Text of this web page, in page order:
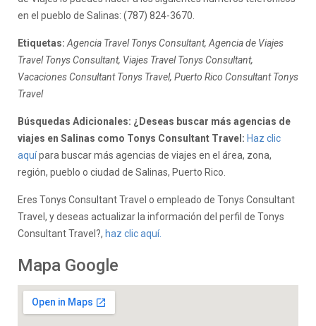
en el pueblo de Salinas: (787) 824-3670.
Etiquetas: Agencia Travel Tonys Consultant, Agencia de Viajes
Travel Tonys Consultant, Viajes Travel Tonys Consultant,
Vacaciones Consultant Tonys Travel, Puerto Rico Consultant Tonys
Travel
Búsquedas Adicionales: ¿Deseas buscar más agencias de
viajes en Salinas como Tonys Consultant Travel: Haz clic
aquípara buscar más agencias de viajes en el área, zona,
región, pueblo o ciudad de Salinas, Puerto Rico.
Eres Tonys Consultant Travel o empleado de Tonys Consultant
Travel, y deseas actualizar la información del perfil de Tonys
Consultant Travel?, haz clic aquí.
Mapa Google